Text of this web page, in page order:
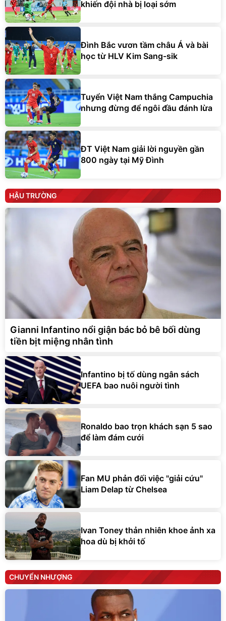
khiến đội nhà bị loại sớm
Đình Bắc vươn tầm châu Á và bài
học từ HLV Kim Sang-sik
Tuyển Việt Nam thắng Campuchia
nhưng đừng để ngôi đầu đánh lừa
ĐT Việt Nam giải lời nguyền gần
800 ngày tại Mỹ Đình
HẬU TRƯỜNG
Gianni Infantino nổi giận bác bỏ bê bối dùng
tiền bịt miệng nhân tình
Infantino bị tố dùng ngân sách
UEFA bao nuôi người tình
Ronaldo bao trọn khách sạn 5 sao
để làm đám cưới
Fan MU phản đối việc "giải cứu"
Liam Delap từ Chelsea
Ivan Toney thản nhiên khoe ảnh xa
hoa dù bị khởi tố
CHUYỂN NHƯỢNG